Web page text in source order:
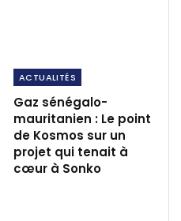
ACTUALITÉS
Gaz sénégalo-
mauritanien : Le point
de Kosmos sur un
projet qui tenait à
cœur à Sonko